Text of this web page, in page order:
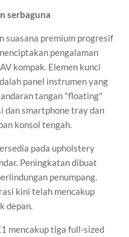
serbaguna
suasana premium progresif
pengalaman
kompak. Elemen kunci
panel instrumen yang
tangan "floating"
dan smartphone tray dan
konsol tengah.
pada upholstery
Peningkatan dibuat
penumpang.
kini telah mencakup
depan.
mencakup tiga full-sized